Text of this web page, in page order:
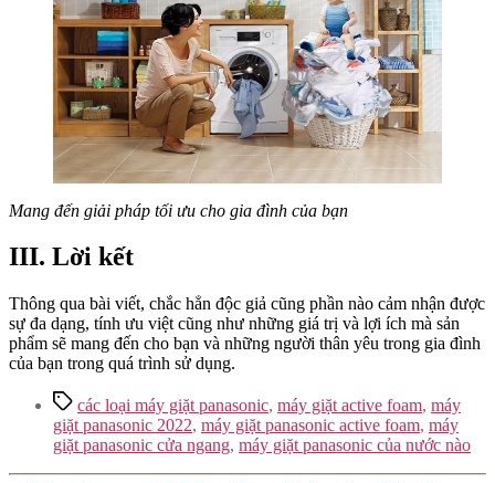
Mang đến giải pháp tối ưu cho gia đình của bạn
III. Lời kết
Thông qua bài viết, chắc hẳn độc giả cũng phần nào cảm nhận được
sự đa dạng, tính ưu việt cũng như những giá trị và lợi ích mà sản
phẩm sẽ mang đến cho bạn và những người thân yêu trong gia đình
của bạn trong quá trình sử dụng.
Tagscác loại máy giặt panasonic, máy giặt active foam, máy
giặt panasonic 2022, máy giặt panasonic active foam, máy
giặt panasonic cửa ngang, máy giặt panasonic của nước nào